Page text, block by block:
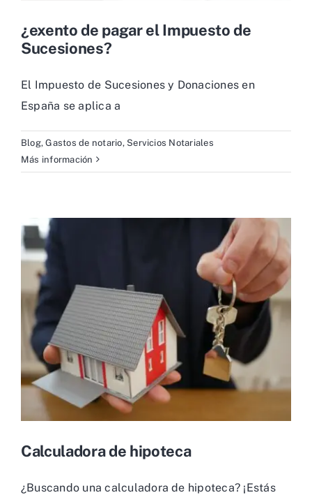
¿exento de pagar el Impuesto de
Sucesiones?
El Impuesto de Sucesiones y Donaciones en
España se aplica a
Blog,Gastos de notario, Servicios Notariales
Más información
Calculadora de hipoteca
¿Buscando una calculadora de hipoteca? ¡Estás